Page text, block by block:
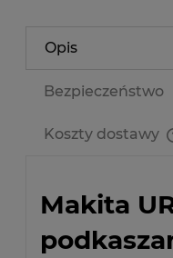
Opis
Bezpieczeństwo
Koszty dostawy
Makita